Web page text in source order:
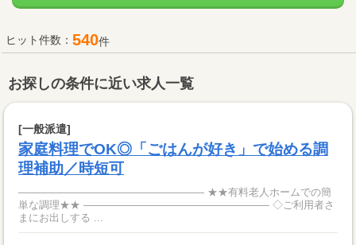
ヒット件数： 540件
お探しの条件に近い求人一覧
[一般派遣]
家庭料理でOK◎「ごはんが好き」で始める調
理補助／時短可
―――――――――――――――――― ★★有料老人ホームでの簡
単な調理★★ ―――――――――――――――――― ◇ご利用者さ
まにお出しする ...